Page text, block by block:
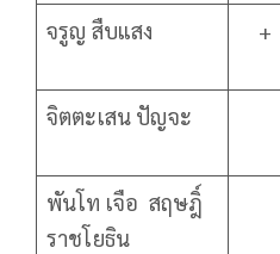
จรูญ สืบแสง +
จิตตะเสน ปัญจะ
พันโท เจือ สฤษฎิ์
ราชโยธิน